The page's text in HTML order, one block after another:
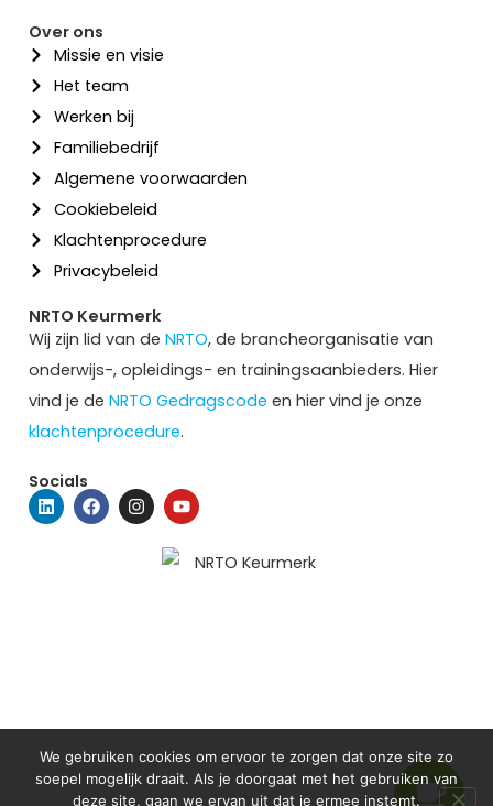
Over ons
Missie en visie
Het team
Werken bij
Familiebedrijf
Algemene voorwaarden
Cookiebeleid
Klachtenprocedure
Privacybeleid
NRTO Keurmerk
Wij zijn lid van de NRTO, de brancheorganisatie van
onderwijs-, opleidings- en trainingsaanbieders. Hier
vind je de NRTO Gedragscode en hier vind je onze
klachtenprocedure.
Socials
We gebruiken cookies om ervoor te zorgen dat onze site zo
soepel mogelijk draait. Als je doorgaat met het gebruiken van
deze site, gaan we ervan uit dat je ermee instemt.